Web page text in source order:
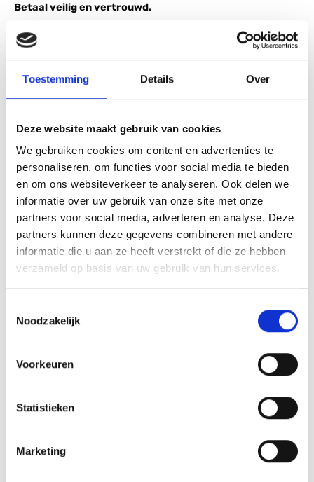
Toestemming Details Over
Deze website maakt gebruik van cookies
We gebruiken cookies om content en advertenties te
personaliseren, om functies voor social media te bieden
en om ons websiteverkeer te analyseren. Ook delen we
informatie over uw gebruik van onze site met onze
partners voor social media, adverteren en analyse. Deze
partners kunnen deze gegevens combineren met andere
informatie die u aan ze heeft verstrekt of die ze hebben
verzameld op basis van uw gebruik van hun services.
Noodzakelijk
Voorkeuren
Statistieken
Marketing
Betaal veilig en vertrouwd.
Inclusief batterijd… Meer
Productgalerij overslaan
Klanten bekeken ook